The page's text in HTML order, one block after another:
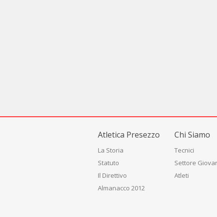
Atletica Presezzo
La Storia
Statuto
Il Direttivo
Almanacco 2012
Chi Siamo
Tecnici
Settore
Atleti